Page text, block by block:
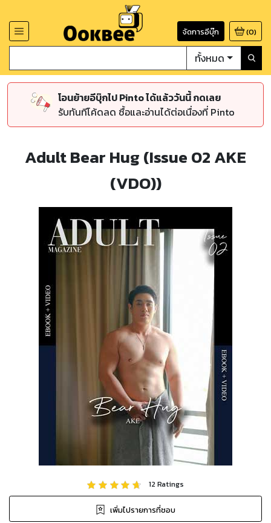
จัดการอีบุ๊ก (0)
ทั้งหมด
โอนย้ายอีบุ๊กไป Pinto ได้แล้ววันนี้ กดเลย
รับทันทีโค้ดลด ซื้อและอ่านได้ต่อเนื่องที่ Pinto
Adult Bear Hug (Issue 02 AKE
(VDO))
12Ratings
เพิ่มไปรายการที่ชอบ